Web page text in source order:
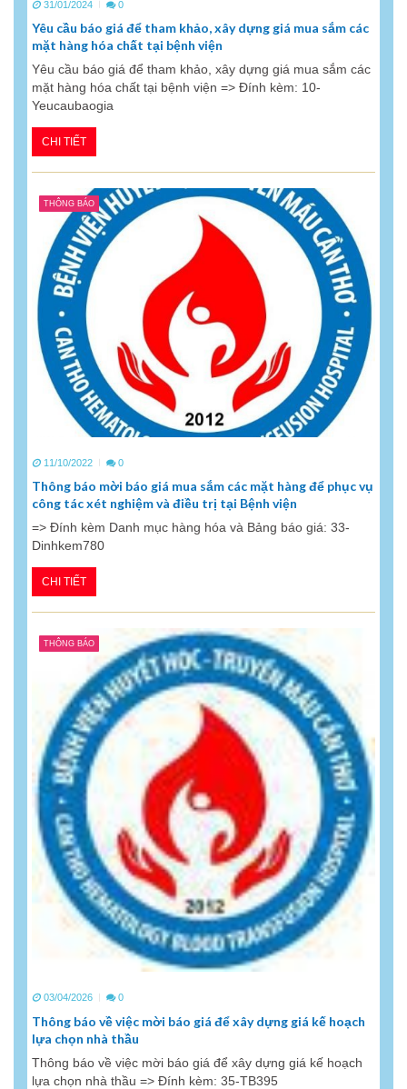
31/01/2024 0
Yêu cầu báo giá để tham khảo, xây dựng giá mua sắm các
mặt hàng hóa chất tại bệnh viện
Yêu cầu báo giá để tham khảo, xây dựng giá mua sắm các
mặt hàng hóa chất tại bệnh viện => Đính kèm: 10-
Yeucaubaogia
CHI TIẾT
THÔNG BÁO
11/10/2022 0
Thông báo mời báo giá mua sắm các mặt hàng để phục vụ
công tác xét nghiệm và điều trị tại Bệnh viện
=> Đính kèm Danh mục hàng hóa và Bảng báo giá: 33-
Dinhkem780
CHI TIẾT
THÔNG BÁO
03/04/2026 0
Thông báo về việc mời báo giá để xây dựng giá kế hoạch
lựa chọn nhà thầu
Thông báo về việc mời báo giá để xây dựng giá kế hoạch
lựa chọn nhà thầu => Đính kèm: 35-TB395